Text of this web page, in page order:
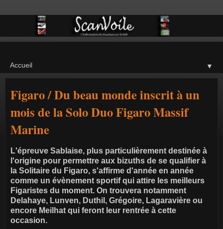
▼
Figaro / Du beau monde inscrit à un
mois de la Solo Duo Figaro Massif
Marine
L'épreuve Sablaise, plus particulièrement destinée à
l'origine pour permettre aux bizuths de se qualifier à
la Solitaire du Figaro, s'affirme d'année en année
comme un évènement sportif qui attire les meilleurs
Figaristes du moment. On trouvera notamment
Delahaye, Lunven, Duthil, Grégoire, Lagaravière ou
encore Meilhat qui feront leur rentrée à cette
occasion.